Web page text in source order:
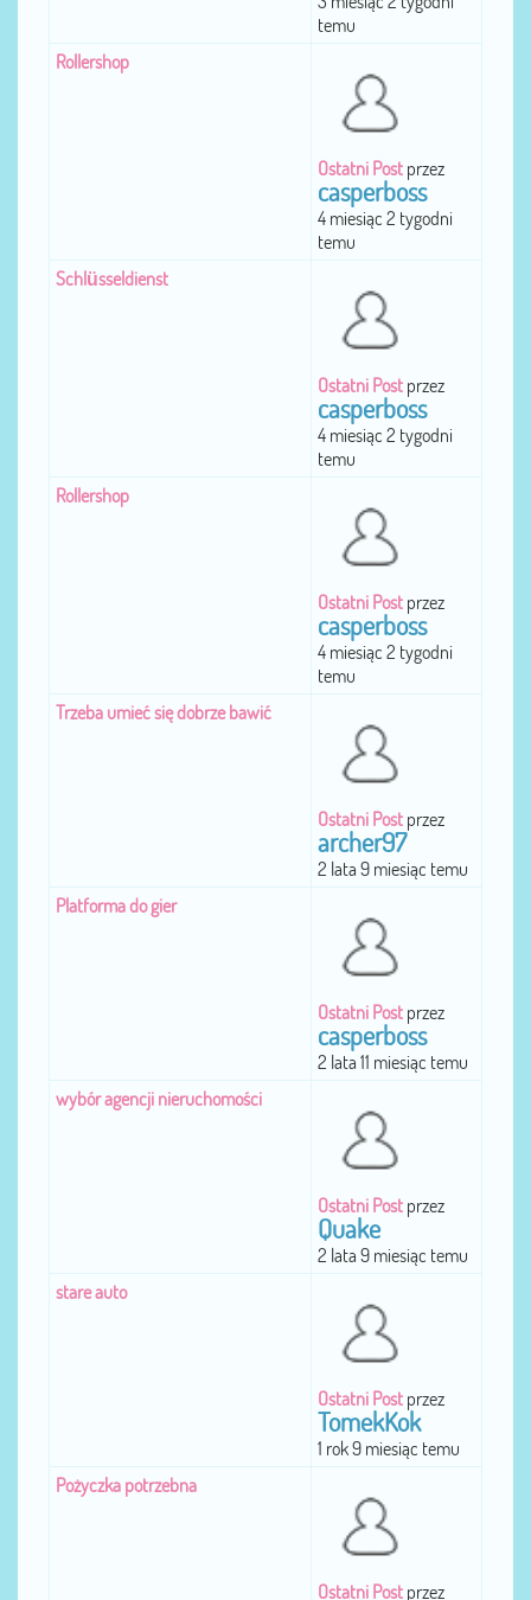
temu
Rollershop
Ostatni Post przez
casperboss
4 miesiąc 2 tygodni
temu
Schlüsseldienst
Ostatni Post przez
casperboss
4 miesiąc 2 tygodni
temu
Rollershop
Ostatni Post przez
casperboss
4 miesiąc 2 tygodni
temu
Trzeba umieć się dobrze bawić
Ostatni Post przez
archer97
2 lata 9 miesiąc temu
Platforma do gier
Ostatni Post przez
casperboss
2 lata 11 miesiąc temu
wybór agencji nieruchomości
Ostatni Post przez
Quake
2 lata 9 miesiąc temu
stare auto
Ostatni Post przez
TomekKok
1 rok 9 miesiąc temu
Pożyczka potrzebna
Ostatni Post przez